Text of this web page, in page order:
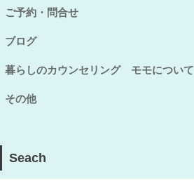
ご予約・問合せ
ブログ
暮らしのカウンセリング モモについて
その他
Seach